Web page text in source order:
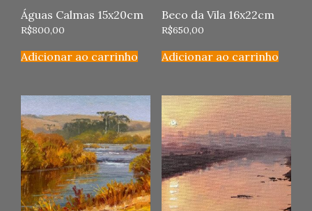
Águas Calmas 15x20cm
R$800,00
Adicionar ao carrinho
Beco da Vila 16x22cm
R$650,00
Adicionar ao carrinho